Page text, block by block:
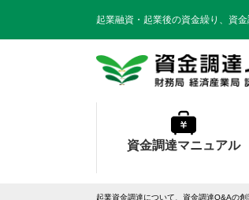
起業融資・起業後の資金繰り、資
資金調達マニュアル
起業資金調達について、資金調達Q&Aの